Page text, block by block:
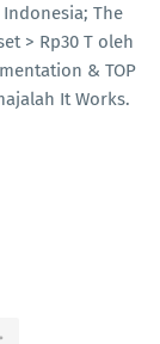
Indonesia; The
> Rp30 T oleh
& TOP
It Works.